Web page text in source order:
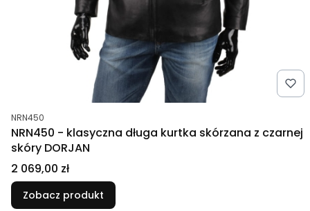
Kod produktu
NRN450
NRN450 - klasyczna długa kurtka skórzana z czarnej
skóry DORJAN
Cena
2 069,00 zł
Zobacz produkt